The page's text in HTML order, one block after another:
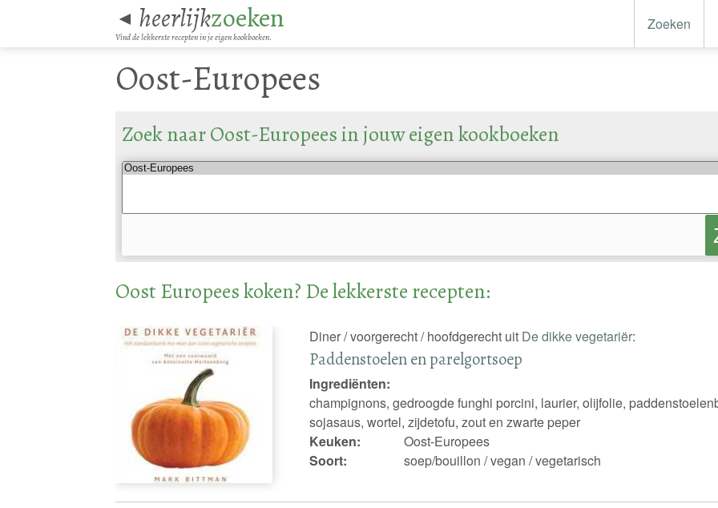
◄ heerlijkzoeken
Vind de lekkerste recepten in je eigen kookboeken.
Zoeken
Oost-Europees
Zoek naar Oost-Europees in jouw eigen kookboeken
Oost Europees koken? De lekkerste recepten:
Diner / voorgerecht / hoofdgerecht uit De dikke vegetariër:
Paddenstoelen en parelgortsoep
Ingrediënten:
champignons, gedroogde funghi porcini, laurier, olijfolie,
sojasaus, wortel, zijdetofu, zout en zwarte peper
Keuken:
Oost-Europees
Soort:
soep/bouillon / vegan / vegetarisch